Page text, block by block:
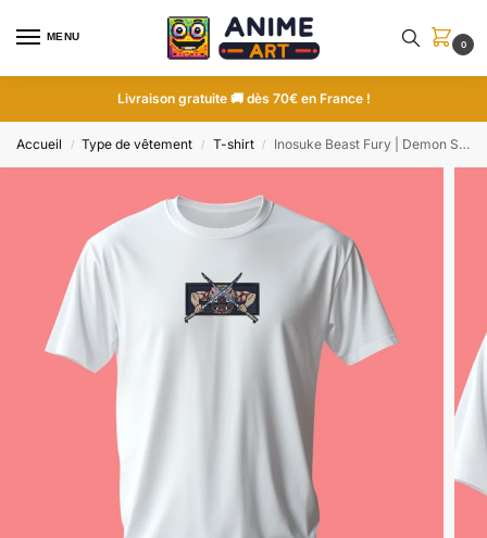
MENU
0
Livraison gratuite 🚚 dès 70€ en France !
Accueil / Type de vêtement / T-shirt / Inosuke Beast Fury | Demon Slayer | T-shirt brodé